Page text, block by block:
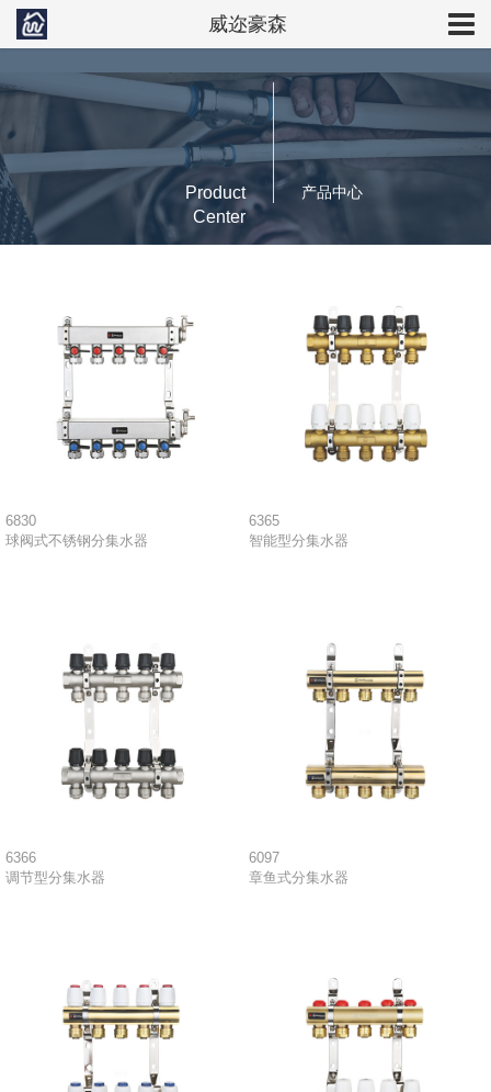
Product
Center
产品中心
6830
球阀式不锈钢分集水器
6365
智能型分集水器
6366
调节型分集水器
6097
章鱼式分集水器
威迩豪森